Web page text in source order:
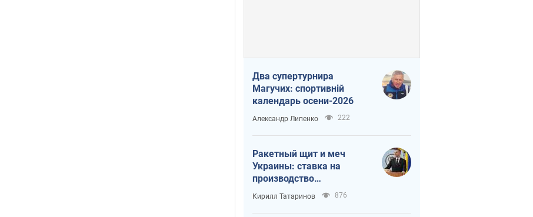
Два супертурнира
Магучих: спортивній
календарь осени-2026
Александр Липенко 222
Ракетный щит и меч
Украины: ставка на
производство
собственных ракет
Кирилл Татаринов 876